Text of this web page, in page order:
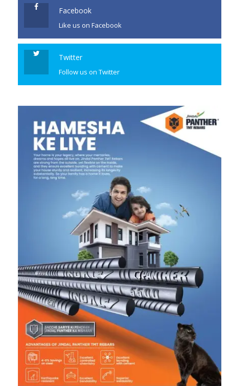
Facebook
Like us on Facebook
Twitter
Follow us on Twitter